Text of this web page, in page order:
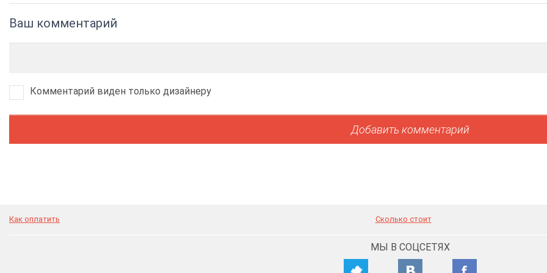
Ваш комментарий
Комментарий виден только дизайнеру
Как оплатить Сколько стоит
МЫ В СОЦСЕТЯХ